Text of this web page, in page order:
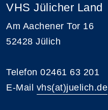
VHS Jülicher Land
Am Aachener Tor 16
52428 Jülich
Telefon 02461 63 201
E-Mail vhs(at)juelich.de